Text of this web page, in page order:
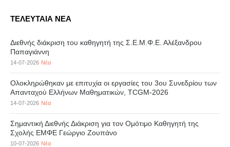
ΤΕΛΕΥΤΑΙΑ ΝΕΑ
Διεθνής διάκριση του καθηγητή της Σ.Ε.Μ.Φ.Ε. Αλέξανδρου
Παπαγιάννη
14-07-2026 Νέα
Ολοκληρώθηκαν με επιτυχία οι εργασίες του 3ου Συνεδρίου των
Απανταχού Ελλήνων Μαθηματικών, TCGM-2026
14-07-2026 Νέα
Σημαντική Διεθνής Διάκριση για τον Ομότιμο Καθηγητή της
Σχολής ΕΜΦΕ Γεώργιο Ζουπάνο
10-07-2026 Νέα